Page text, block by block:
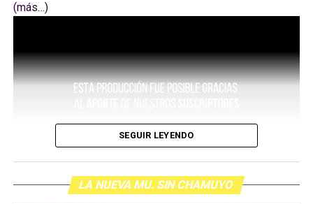
(más…)
SEGUIR LEYENDO
LA NUEVA MU. SIN CHAMUYO